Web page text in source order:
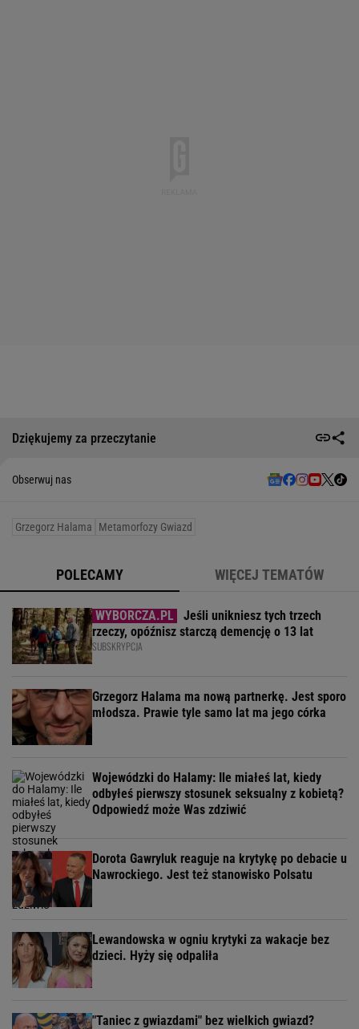
Dziękujemy za przeczytanie
Obserwuj nas
Grzegorz Halama Metamorfozy Gwiazd
POLECAMY WIĘCEJ TEMATÓW
Jeśli unikniesz tych trzech
rzeczy, opóźnisz starczą demencję o 13 lat
SUBSKRYPCJA
Grzegorz Halama ma nową partnerkę. Jest sporo
młodsza. Prawie tyle samo lat ma jego córka
Wojewódzki do Halamy: Ile miałeś lat, kiedy
odbyłeś pierwszy stosunek seksualny z kobietą?
Odpowiedź może Was zdziwić
Dorota Gawryluk reaguje na krytykę po debacie u
Nawrockiego. Jest też stanowisko Polsatu
Lewandowska w ogniu krytyki za wakacje bez
dzieci. Hyży się odpaliła
"Taniec z gwiazdami" bez wielkich gwiazd?